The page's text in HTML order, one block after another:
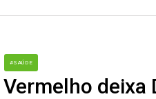
#SAÚDE
deixa